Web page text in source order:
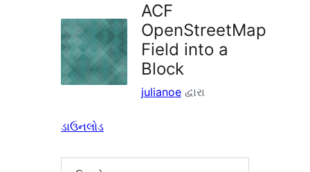
ACF
OpenStreetMap
Field into a
Block
julianoe દ્વારા
ડાઉનલોડ